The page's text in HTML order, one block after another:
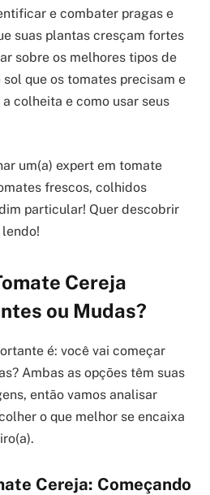
e combater pragas e
suas plantas cresçam fortes
sobre os melhores tipos de
que os tomates precisam e
colheita e como usar seus
um(a) expert em tomate
frescos, colhidos
particular! Quer descobrir
Cereja
ou Mudas?
é: você vai começar
Ambas as opções têm suas
então vamos analisar
o que melhor se encaixa
Cereja: Começando